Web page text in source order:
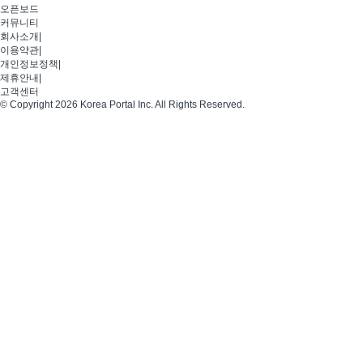
오픈보드
커뮤니티
회사소개
이용약관
개인정보정책
제휴안내
고객센터
© Copyright 2026 Korea Portal Inc. All Rights Reserved.